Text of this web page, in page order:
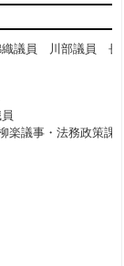
議員 川部議員 長
議事・法務政策課